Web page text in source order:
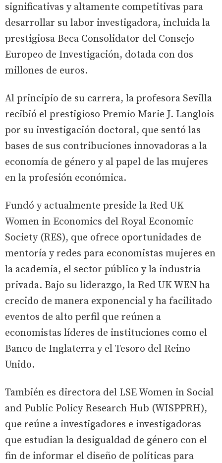
significativas y altamente competitivas para
desarrollar su labor investigadora, incluida la
prestigiosa Beca Consolidator del Consejo
Europeo de Investigación, dotada con dos
millones de euros.
Al principio de su carrera, la profesora Sevilla
recibió el prestigioso Premio Marie J. Langlois
por su investigación doctoral, que sentó las
bases de sus contribuciones innovadoras a la
economía de género y al papel de las mujeres
en la profesión económica.
Fundó y actualmente preside la Red UK
Women in Economics del Royal Economic
Society (RES), que ofrece oportunidades de
mentoría y redes para economistas mujeres en
la academia, el sector público y la industria
privada. Bajo su liderazgo, la Red UK WEN ha
crecido de manera exponencial y ha facilitado
eventos de alto perfil que reúnen a
economistas líderes de instituciones como el
Banco de Inglaterra y el Tesoro del Reino
Unido.
También es directora del LSE Women in Social
and Public Policy Research Hub (WISPPRH),
que reúne a investigadores e investigadoras
que estudian la desigualdad de género con el
fin de informar el diseño de políticas para